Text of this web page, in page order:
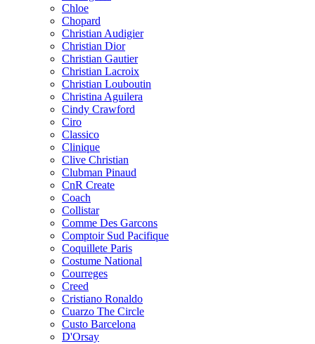
Chloe
Chopard
Christian Audigier
Christian Dior
Christian Gautier
Christian Lacroix
Christian Louboutin
Christina Aguilera
Cindy Crawford
Ciro
Classico
Clinique
Clive Christian
Clubman Pinaud
CnR Create
Coach
Collistar
Comme Des Garcons
Comptoir Sud Pacifique
Coquillete Paris
Costume National
Courreges
Creed
Cristiano Ronaldo
Cuarzo The Circle
Custo Barcelona
D'Orsay